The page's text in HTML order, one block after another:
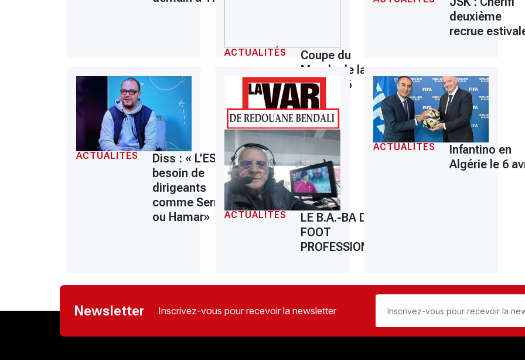
ACTUALITÉS
Coupe du
Monde de la
FIFA 2026
deuxième
recrue
ACTUALITÉS
Diss : « L’ESS a
besoin de
dirigeants
comme Serrar
ou Hamar»
ACTUALITÉS
LE B.A.-BA DU
FOOT
PROFESSIONNEL
ACTUALITÉS
Infantino en
Algérie le 6
Newsletter Inscrivez-vous pour recevoir la newsletter